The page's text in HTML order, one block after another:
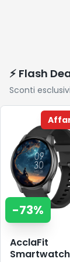
⚡ Flash
Sconti
-73%
AcclaFit
Smartwatch